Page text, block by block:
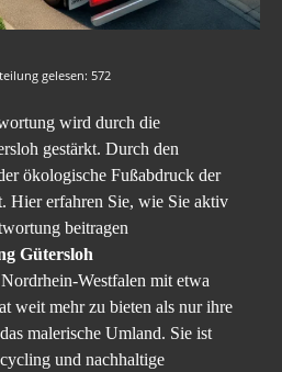
gelesen: 572
wird durch die
gestärkt. Durch den
ökologische Fußabdruck der
Hier erfahren Sie, wie Sie aktiv
beitragen
Gütersloh
Westfalen mit etwa
weit mehr zu bieten als nur ihre
malerische Umland. Sie ist
und nachhaltige